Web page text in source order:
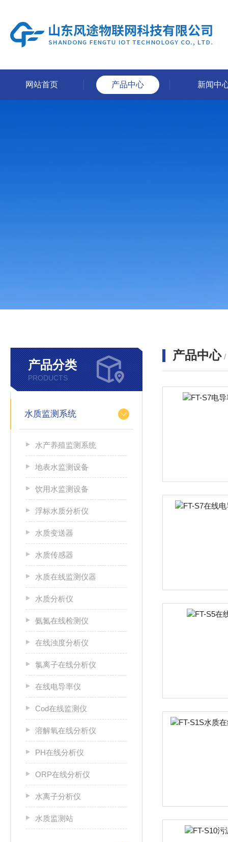
网站首页 产品中心 新闻中
产品分类
PRODUCTS
水质监测系统
水产养殖监测系统
地表水监测设备
饮用水监测设备
浮标水质分析仪
水质变送器
水质传感器
水质在线监测仪器
水质分析仪
氨氮在线检测仪
在线浊度分析仪
氯离子在线分析仪
在线电导率仪
Cod在线监测仪
溶解氧在线分析仪
PH在线分析仪
ORP在线分析仪
水离子分析仪
水质监测站
产品中心 /